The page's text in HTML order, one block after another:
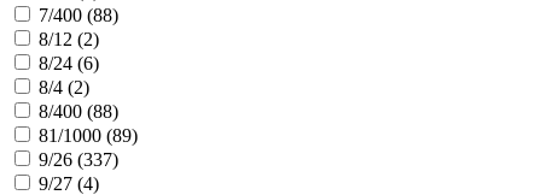
7/400 (88)
8/12 (2)
8/24 (6)
8/4 (2)
8/400 (88)
81/1000 (89)
9/26 (337)
9/27 (4)